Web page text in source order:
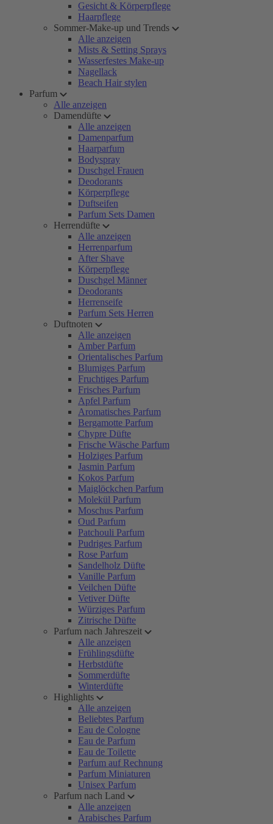
Gesicht & Körperpflege
Haarpflege
Sommer-Make-up und Trends
Alle anzeigen
Mists & Setting Sprays
Wasserfestes Make-up
Nagellack
Beach Hair stylen
Parfum
Alle anzeigen
Damendüfte
Alle anzeigen
Damenparfum
Haarparfum
Bodyspray
Duschgel Frauen
Deodorants
Körperpflege
Duftseifen
Parfum Sets Damen
Herrendüfte
Alle anzeigen
Herrenparfum
After Shave
Körperpflege
Duschgel Männer
Deodorants
Herrenseife
Parfum Sets Herren
Duftnoten
Alle anzeigen
Amber Parfum
Orientalisches Parfum
Blumiges Parfum
Fruchtiges Parfum
Frisches Parfum
Apfel Parfum
Aromatisches Parfum
Bergamotte Parfum
Chypre Düfte
Frische Wäsche Parfum
Holziges Parfum
Jasmin Parfum
Kokos Parfum
Maiglöckchen Parfum
Molekül Parfum
Moschus Parfum
Oud Parfum
Patchouli Parfum
Pudriges Parfum
Rose Parfum
Sandelholz Düfte
Vanille Parfum
Veilchen Düfte
Vetiver Düfte
Würziges Parfum
Zitrische Düfte
Parfum nach Jahreszeit
Alle anzeigen
Frühlingsdüfte
Herbstdüfte
Sommerdüfte
Winterdüfte
Highlights
Alle anzeigen
Beliebtes Parfum
Eau de Cologne
Eau de Parfum
Eau de Toilette
Parfum auf Rechnung
Parfum Miniaturen
Unisex Parfum
Parfum nach Land
Alle anzeigen
Arabisches Parfum